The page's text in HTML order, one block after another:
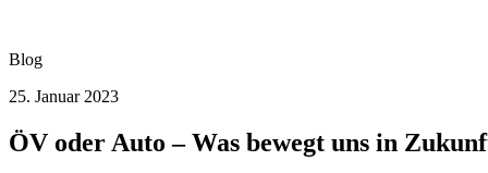
Blog
25. Januar 2023
ÖV oder Auto – Was bewegt uns in